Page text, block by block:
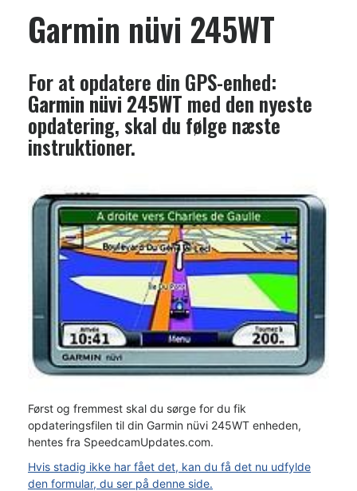
Garmin nüvi 245WT
For at opdatere din GPS-enhed:
Garmin nüvi 245WT med den nyeste
opdatering, skal du følge næste
instruktioner.
Først og fremmest skal du sørge for du fik
opdateringsfilen til din Garmin nüvi 245WT enheden,
hentes fra SpeedcamUpdates.com.
Hvis stadig ikke har fået det, kan du få det nu udfylde
den formular, du ser på denne side.